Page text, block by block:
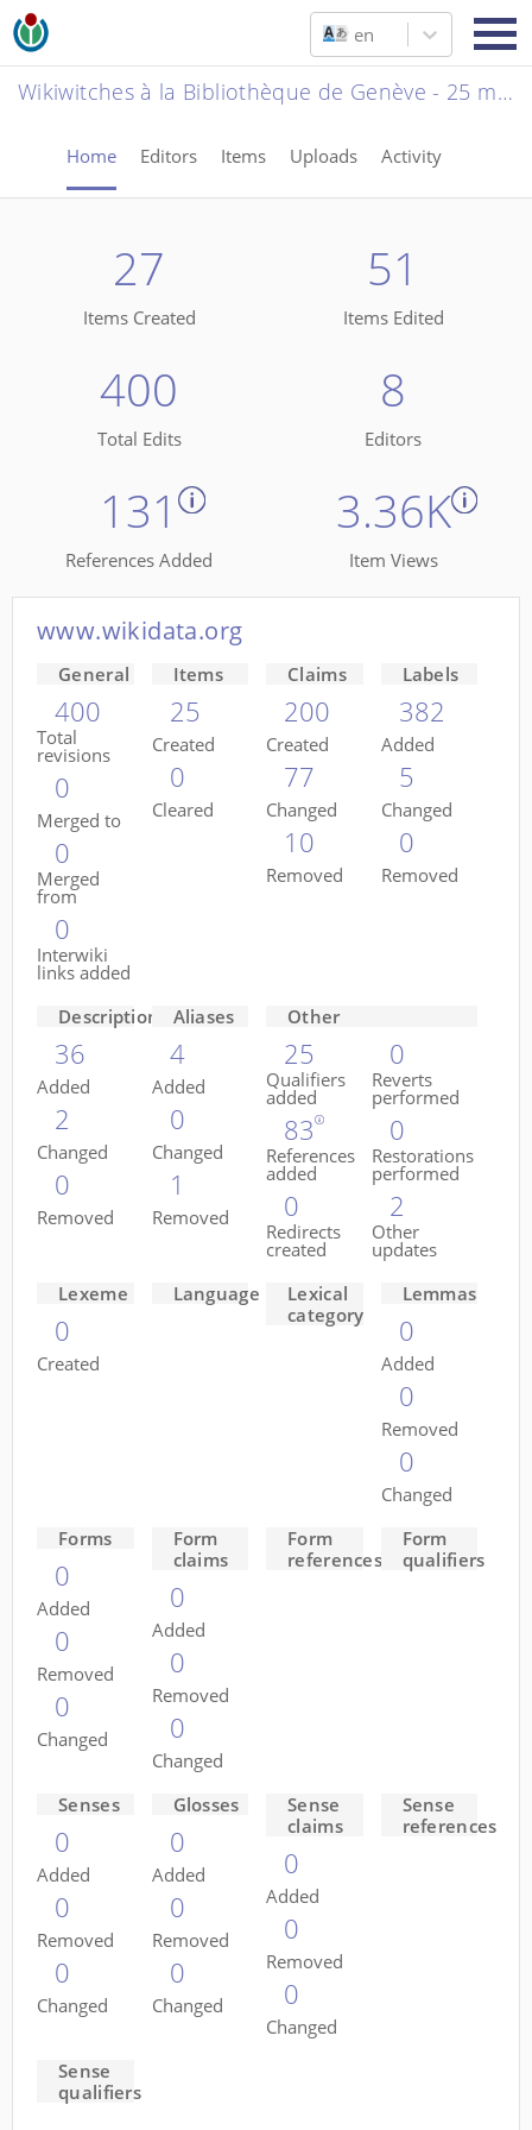
en
Wikiwitches à la Bibliothèque de Genève - 25 mai 2024
Home Editors Items Uploads Activity
27
Items Created
51
Items Edited
400
Total Edits
8
Editors
131
References Added
3.36K
Item Views
www.wikidata.org
General
400
Total
revisions
0
Merged to
0
Merged
from
0
Interwiki
links added
Items
25
Created
0
Cleared
Claims
200
Created
77
Changed
10
Removed
Labels
382
Added
5
Changed
0
Removed
Descriptions
36
Added
2
Changed
0
Removed
Aliases
4
Added
0
Changed
1
Removed
Other
25
Qualifiers
added
83
References
added
0
Redirects
created
0
Reverts
performed
0
Restorations
performed
2
Other
updates
Lexeme
0
Created
Language
Lexical
category
Lemmas
0
Added
0
Removed
0
Changed
Forms
0
Added
0
Removed
0
Changed
Form
claims
0
Added
0
Removed
0
Changed
Form
references
Form
qualifiers
Senses
0
Added
0
Removed
0
Changed
Glosses
0
Added
0
Removed
0
Changed
Sense
claims
0
Added
0
Removed
0
Changed
Sense
references
Sense
qualifiers